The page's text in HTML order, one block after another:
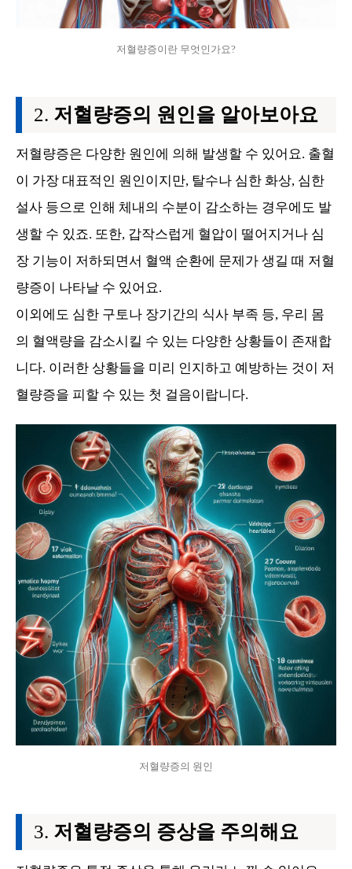
저혈량증이란 무엇인가요?
저혈량증의 원인을 알아보아요
저혈량증은 다양한 원인에 의해 발생할 수 있어요. 출혈
이 가장 대표적인 원인이지만, 탈수나 심한 화상, 심한
설사 등으로 인해 체내의 수분이 감소하는 경우에도 발
생할 수 있죠. 또한, 갑작스럽게 혈압이 떨어지거나 심
장 기능이 저하되면서 혈액 순환에 문제가 생길 때 저혈
량증이 나타날 수 있어요.
이외에도 심한 구토나 장기간의 식사 부족 등, 우리 몸
의 혈액량을 감소시킬 수 있는 다양한 상황들이 존재합
니다. 이러한 상황들을 미리 인지하고 예방하는 것이 저
혈량증을 피할 수 있는 첫 걸음이랍니다.
저혈량증의 원인
저혈량증의 증상을 주의해요